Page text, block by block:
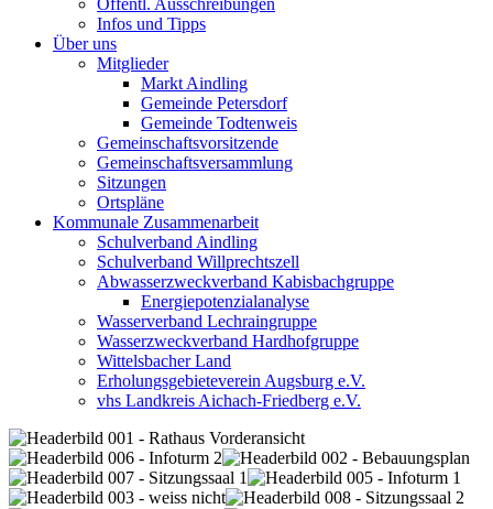
Öffentl. Ausschreibungen
Infos und Tipps
Über uns
Mitglieder
Markt Aindling
Gemeinde Petersdorf
Gemeinde Todtenweis
Gemeinschaftsvorsitzende
Gemeinschaftsversammlung
Sitzungen
Ortspläne
Kommunale Zusammenarbeit
Schulverband Aindling
Schulverband Willprechtszell
Abwasserzweckverband Kabisbachgruppe
Energiepotenzialanalyse
Wasserverband Lechraingruppe
Wasserzweckverband Hardhofgruppe
Wittelsbacher Land
Erholungsgebieteverein Augsburg e.V.
vhs Landkreis Aichach-Friedberg e.V.